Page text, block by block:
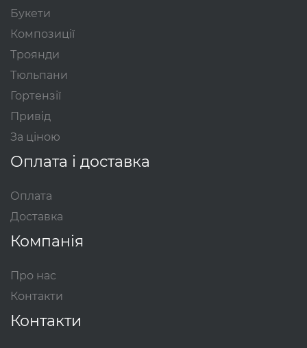
Букети
Композиції
Троянди
Тюльпани
Гортензії
Привід
За ціною
Оплата і доставка
Оплата
Доставка
Компанія
Про нас
Контакти
Контакти